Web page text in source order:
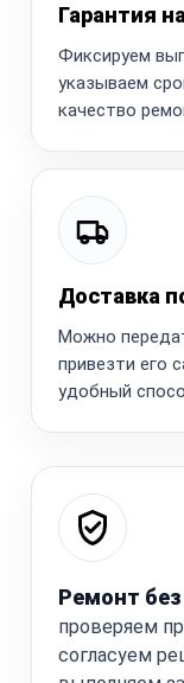
Гарантия
Фиксируем
указываем
качество
Доставка
Можно
привезти его
удобный
Ремонт
проверяем
согласуем